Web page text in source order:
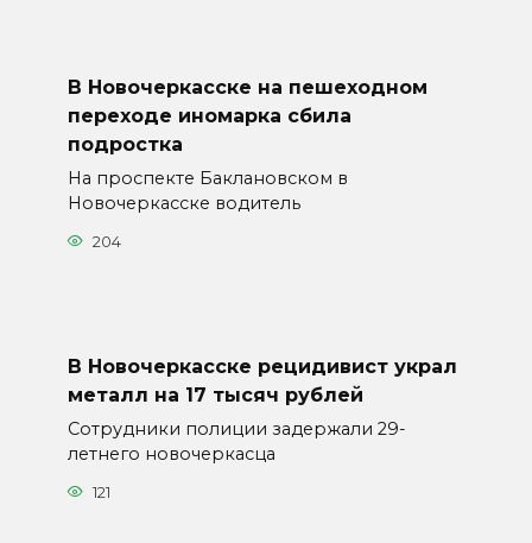
В Новочеркасске на пешеходном
переходе иномарка сбила
подростка
На проспекте Баклановском в
Новочеркасске водитель
204
В Новочеркасске рецидивист украл
металл на 17 тысяч рублей
Сотрудники полиции задержали 29-
летнего новочеркасца
121